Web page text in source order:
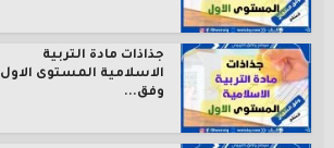
جذاذات مادة التربية
الاسلامية المستوى الاول
وفق...